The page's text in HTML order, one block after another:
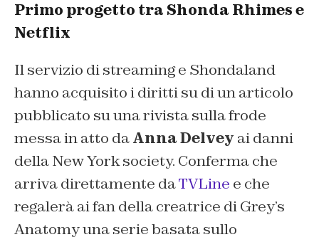
Primo progetto tra Shonda Rhimes e
Netflix
Il servizio di streaming e Shondaland
hanno acquisito i diritti su di un articolo
pubblicato su una rivista sulla frode
messa in atto daAnna Delvey ai danni
della New York society. Conferma che
arriva direttamente daTVLine e che
regalerà ai fan della creatrice di Grey’s
Anatomy una serie basata sullo